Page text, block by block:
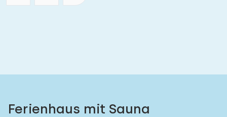
Ferienhaus mit Sauna